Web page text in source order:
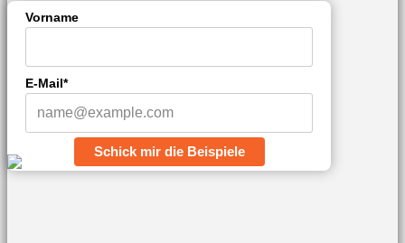
Vorname
E-Mail*
Schick mir die Beispiele